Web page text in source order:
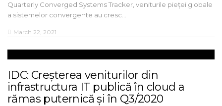
Quarterly Converged Systems Tracker, veniturile pieței globale
a sistemelor convergente au cresc…
March 22, 2021
IDC: Creșterea veniturilor din
infrastructura IT publică în cloud a
rămas puternică și în Q3/2020